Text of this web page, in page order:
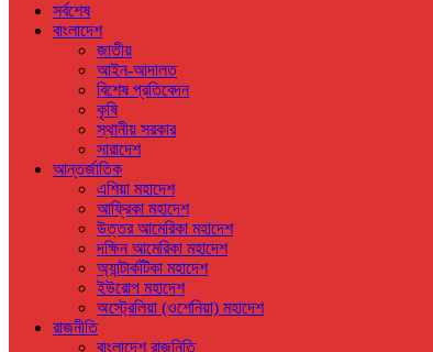
সর্বশেষ
বাংলাদেশ
জাতীয়
আইন-আদালত
বিশেষ প্রতিবেদন
কৃষি
স্থানীয় সরকার
সারাদেশ
আন্তর্জাতিক
এশিয়া মহাদেশ
আফ্রিকা মহাদেশ
উত্তর আমেরিকা মহাদেশ
দক্ষিন আমেরিকা মহাদেশ
অ্যান্টার্কটিকা মহাদেশ
ইউরোপ মহাদেশ
অস্ট্রেলিয়া (ওশেনিয়া) মহাদেশ
রাজনীতি
বাংলাদেশ রাজনিতি